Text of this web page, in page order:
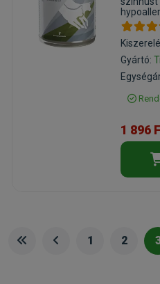
Gyártó:
1 896
1 2